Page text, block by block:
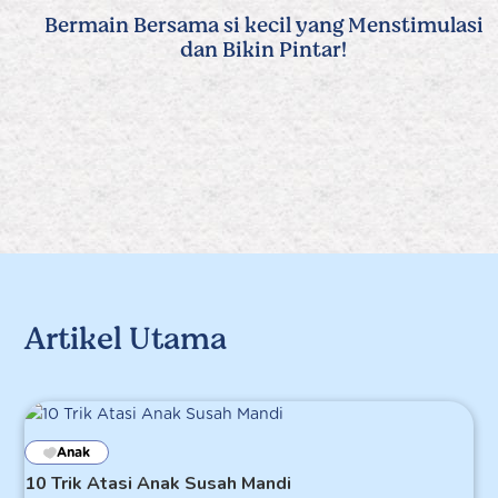
Bermain Bersama si kecil yang Menstimulasi
dan Bikin Pintar!
Artikel Utama
10 Trik Atasi Anak Susah Mandi
Anak